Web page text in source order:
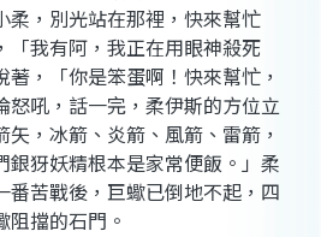
柔，別光站在那裡，快來幫忙
「我有阿，我正在用眼神殺死
著，「你是笨蛋啊！快來幫忙，
怒吼，話一完，柔伊斯的方位立
，冰箭、炎箭、風箭、雷箭，
銀犽妖精根本是家常便飯。」柔
番苦戰後，巨蠍已倒地不起，四
阻擋的石門。